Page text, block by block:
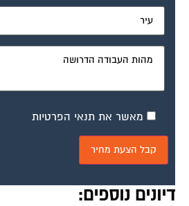
מאשר את תנאי הפרטיות
דיונים נוספים: